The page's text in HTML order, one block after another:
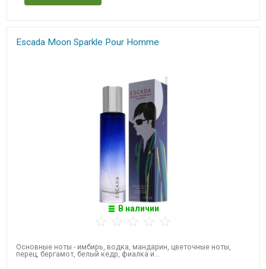
Escada Moon Sparkle Pour Homme
В наличии
Основные ноты - ​имбирь, водка, мандарин, цветочные ноты,
перец, бергамот, белый кедр, фиалка и...